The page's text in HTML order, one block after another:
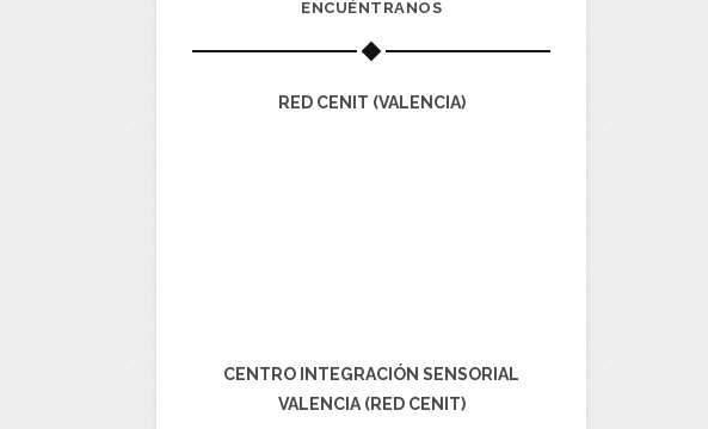
ENCUÉNTRANOS
RED CENIT (VALENCIA)
CENTRO INTEGRACIÓN SENSORIAL
VALENCIA (RED CENIT)